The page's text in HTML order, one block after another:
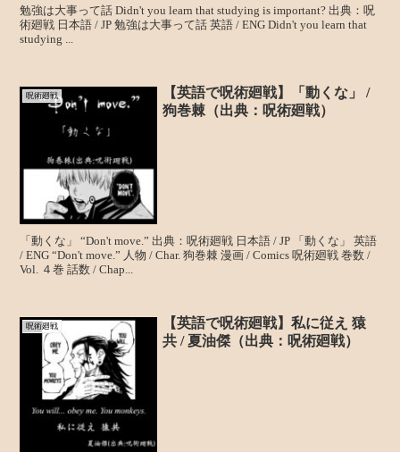
勉強は大事って話 Didn't you learn that studying is important? 出典：呪
術廻戦 日本語 / JP 勉強は大事って話 英語 / ENG Didn't you learn that
studying ...
呪術廻戦
【英語で呪術廻戦】「動くな」 /
狗巻棘（出典：呪術廻戦）
「動くな」 “Don't move.” 出典：呪術廻戦 日本語 / JP 「動くな」 英語
/ ENG “Don't move.” 人物 / Char. 狗巻棘 漫画 / Comics 呪術廻戦 巻数 /
Vol. ４巻 話数 / Chap...
呪術廻戦
【英語で呪術廻戦】私に従え 猿
共 / 夏油傑（出典：呪術廻戦）